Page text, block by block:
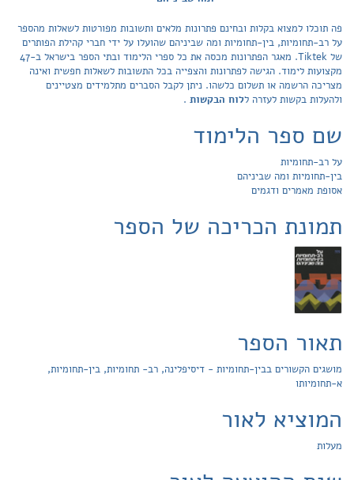
פה תוכלו למצוא בקלות ובחינם פתרונות מלאים ותשובות מפורטות לשאלות מהספר
על רב-תחומיות, בין-תחומיות ומה שביניהם שהועלו על ידי חברי קהילת הפותרים
של Tiktek. מאגר הפתרונות מכסה את כל ספרי הלימוד ובתי הספר בישראל ב-47
מקצועות לימוד. הגישה לפתרונות והצפייה בכל התשובות לשאלות חפשית ואינה
מצריכה הרשמה או תשלום כלשהו. ניתן לקבל הסברים מתלמידים מצטיינים
ולהעלות בקשות לעזרה ללוח הבקשות .
שם ספר הלימוד
על רב-תחומיות
בין-תחומיות ומה שביניהם
אסופת מאמרים ודגמים
תמונת הכריכה של הספר
תאור הספר
מושגים הקשורים בבין-תחומיות - דיסיפלינה, רב- תחומיות, בין-תחומיות,
א-תחומיותו
המוציא לאור
מעלות